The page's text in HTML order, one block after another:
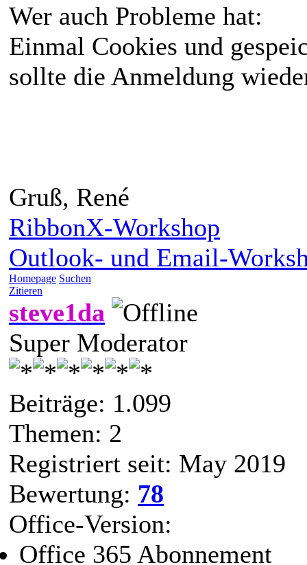
Wer auch Probleme hat:
Einmal Cookies und
sollte die Anmeldung
Gruß, René
RibbonX-Workshop
Outlook- und Email-
Homepage Suchen
Zitieren
steve1da
Super Moderator
Beiträge: 1.099
Themen: 2
Registriert seit: May 2019
Bewertung: 78
Office-Version:
Office 365 Abonnement